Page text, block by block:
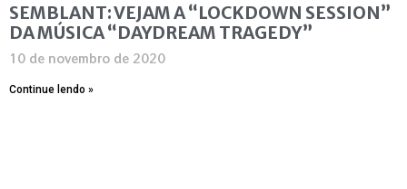
SEMBLANT: VEJAM A “LOCKDOWN SESSION”
DA MÚSICA “DAYDREAM TRAGEDY”
10 de novembro de 2020
Continue lendo »